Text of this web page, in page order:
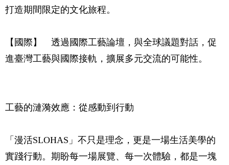
打造期間限定的文化旅程。
【國際】 透過國際工藝論壇，與全球議題對話，促
進臺灣工藝與國際接軌，擴展多元交流的可能性。
工藝的漣漪效應：從感動到行動
「漫活SLOHAS」不只是理念，更是一場生活美學的
實踐行動。期盼每一場展覽、每一次體驗，都是一塊